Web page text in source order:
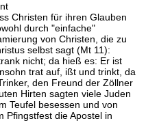
Christen für ihren Glauben
durch "einfache"
von Christen, die zu
selbst sagt (Mt 11):
nicht; da hieß es: Er ist
trat auf, ißt und trinkt, da
den Freund der Zöllner
Hirten sagten viele Juden
Teufel besessen und von
Pfingstfest die Apostel in